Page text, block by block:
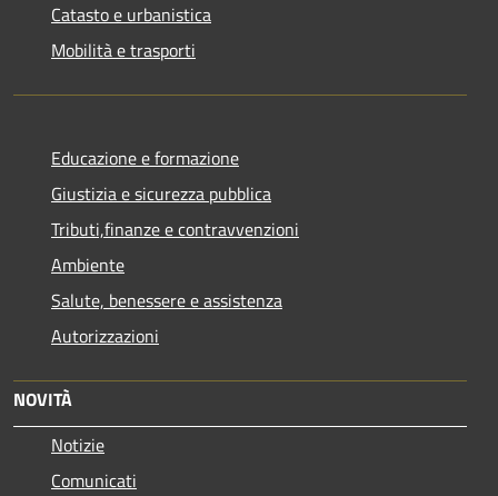
Catasto e urbanistica
Mobilità e trasporti
Educazione e formazione
Giustizia e sicurezza pubblica
Tributi,finanze e contravvenzioni
Ambiente
Salute, benessere e assistenza
Autorizzazioni
NOVITÀ
Notizie
Comunicati